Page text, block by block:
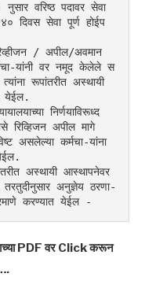
वरिष्ठ पदावर सेवा
दिवस सेवा पूर्ण होईप
/ अपील/अवमान
यांनी वर नमूद केलेले स
रूपांतरीत अस्थायी
येईल.
निर्णयाविरूध्द
अपील मागे
असलेल्या कर्मचा-यांना
अस्थायी आस्थापनेवर
अनुज्ञेय ठरणा-
करण्यात येईल -
PDF वर Click करून